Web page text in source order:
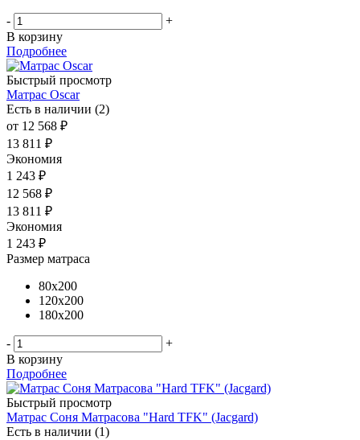
-
+
В корзину
Подробнее
Быстрый просмотр
Матрас Oscar
Есть в наличии (2)
от 12 568 ₽
13 811 ₽
Экономия
1 243 ₽
12 568 ₽
13 811 ₽
Экономия
1 243 ₽
Размер матраса
80x200
120x200
180x200
-
+
В корзину
Подробнее
Быстрый просмотр
Матрас Соня Матрасова "Hard TFK" (Jacgard)
Есть в наличии (1)